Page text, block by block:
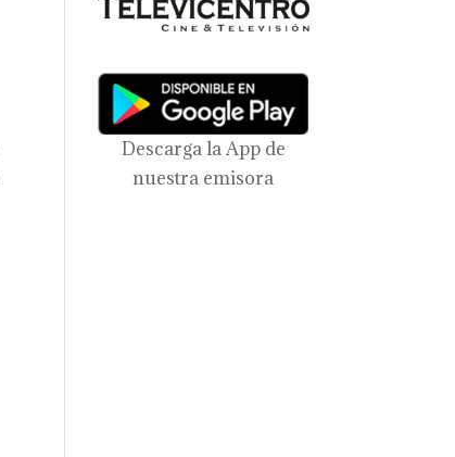
Descarga la App de
nuestra emisora